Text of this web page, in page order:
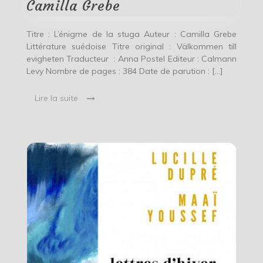
Camilla Grebe
Titre : L’énigme de la stuga Auteur : Camilla Grebe
Littérature suédoise Titre original : Välkommen till
evigheten Traducteur : Anna Postel Editeur : Calmann
Levy Nombre de pages : 384 Date de parution : […]
Lire la suite